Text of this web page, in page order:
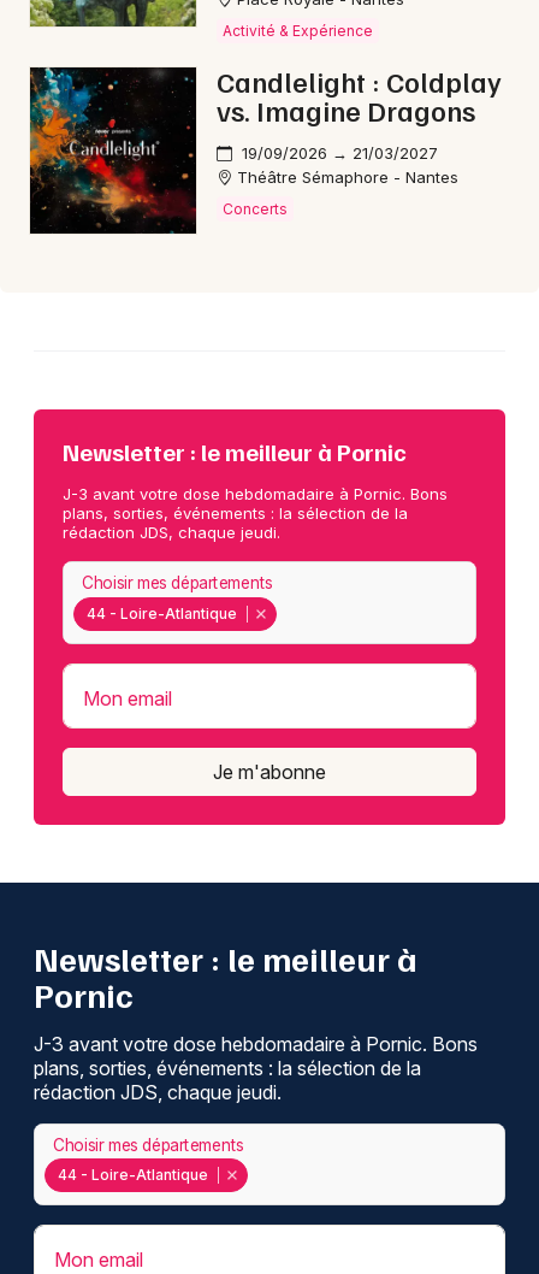
44 - Loire-Atlantique
Choisir mes départements
Mon email
Activité & Expérience
Candlelight : Coldplay
vs. Imagine Dragons
19/09/2026 → 21/03/2027
Théâtre Sémaphore - Nantes
Concerts
Newsletter : le meilleur à Pornic
J-3 avant votre dose hebdomadaire à Pornic. Bons
plans, sorties, événements : la sélection de la
rédaction JDS, chaque jeudi.
44 - Loire-Atlantique
Choisir mes départements
Mon email
Je m'abonne
Newsletter : le meilleur à
Pornic
J-3 avant votre dose hebdomadaire à Pornic. Bons
plans, sorties, événements : la sélection de la
rédaction JDS, chaque jeudi.
44 - Loire-Atlantique
Choisir mes départements
Mon email